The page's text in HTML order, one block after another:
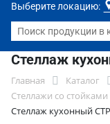
Выберите локацию:
Стеллаж
Главная Каталог
Стеллажи со стойками
Стеллаж кухонный